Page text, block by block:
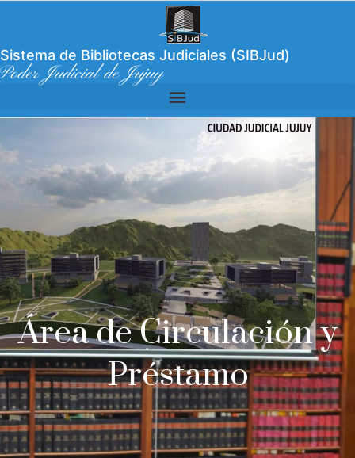
Sistema de Bibliotecas Judiciales (SIBJud)
Poder Judicial de Jujuy
Área de Circulación y
Préstamo